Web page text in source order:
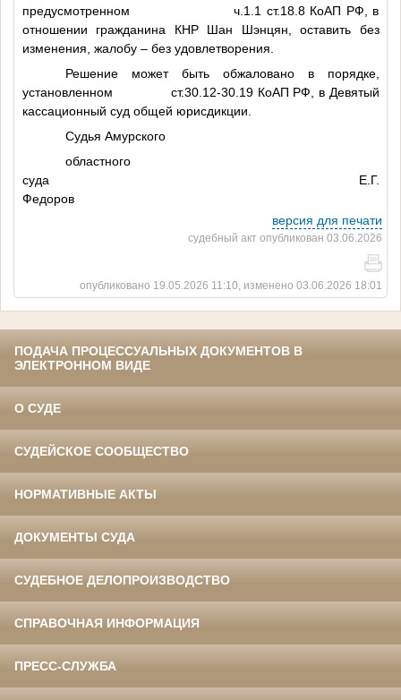
предусмотренном ч.1.1 ст.18.8 КоАП РФ, в
отношении гражданина КНР Шан Шэнцян, оставить без
изменения, жалобу – без удовлетворения.
Решение может быть обжаловано в порядке,
установленном ст.30.12-30.19 КоАП РФ, в Девятый
кассационный суд общей юрисдикции.
Судья Амурского
областного
суда Е.Г.
Федоров
версия для печати
судебный акт опубликован 03.06.2026
опубликовано 19.05.2026 11:10, изменено 03.06.2026 18:01
ПОДАЧА ПРОЦЕССУАЛЬНЫХ ДОКУМЕНТОВ В
ЭЛЕКТРОННОМ ВИДЕ
О СУДЕ
СУДЕЙСКОЕ СООБЩЕСТВО
НОРМАТИВНЫЕ АКТЫ
ДОКУМЕНТЫ СУДА
СУДЕБНОЕ ДЕЛОПРОИЗВОДСТВО
СПРАВОЧНАЯ ИНФОРМАЦИЯ
ПРЕСС-СЛУЖБА